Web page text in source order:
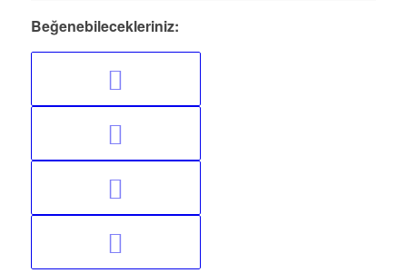
Beğenebilecekleriniz: